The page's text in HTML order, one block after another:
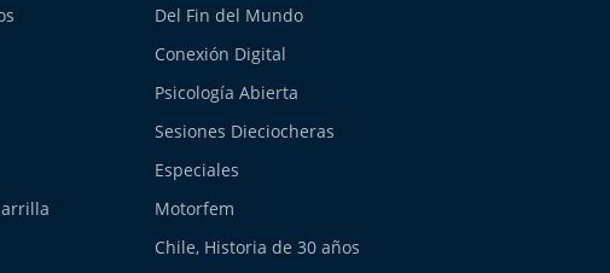
Del Fin del Mundo
Conexión Digital
Psicología Abierta
Sesiones Dieciocheras
Especiales
Motorfem
Chile, Historia de 30 años